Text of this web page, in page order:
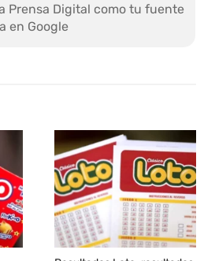
Prensa Digital como tu fuente
en Google